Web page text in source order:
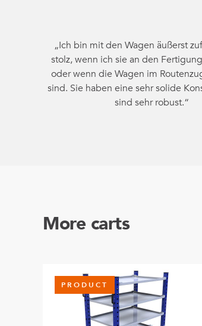
„Ich bin mit den Wagen äußerst
stolz, wenn ich sie an den
oder wenn die Wagen im
sind. Sie haben eine sehr solide
sind sehr robust.“
More carts
PRODUCT